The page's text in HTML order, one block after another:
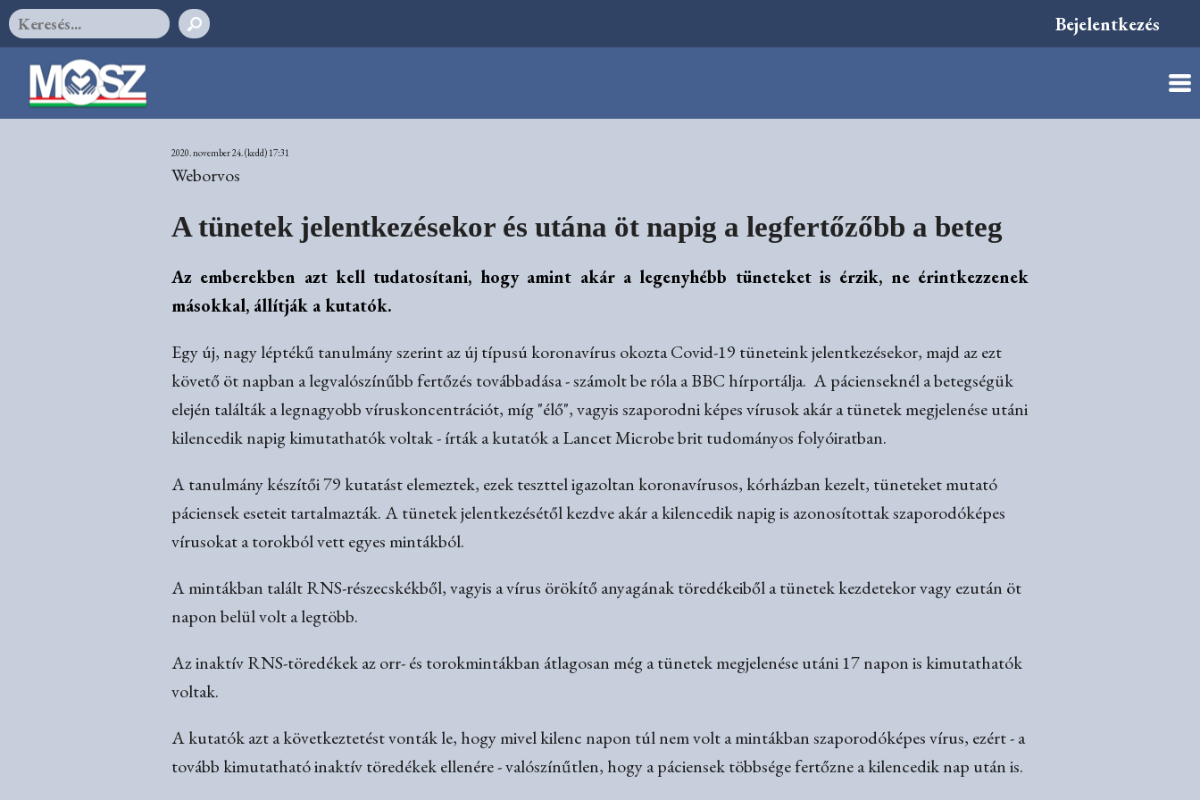
Bejelentkezés
2020. november 24. (kedd) 17:31
Weborvos
A tünetek jelentkezésekor és utána öt napig a legfertőzőbb a beteg
Az emberekben azt kell tudatosítani, hogy amint akár a legenyhébb tüneteket is érzik, ne érintkezzenek
másokkal, állítják a kutatók.
Egy új, nagy léptékű tanulmány szerint az új típusú koronavírus okozta Covid-19 tüneteink jelentkezésekor, majd az ezt
követő öt napban a legvalószínűbb fertőzés továbbadása - számolt be róla a BBC hírportálja. A pácienseknél a betegségük
elején találták a legnagyobb víruskoncentrációt, míg "élő", vagyis szaporodni képes vírusok akár a tünetek megjelenése utáni
kilencedik napig kimutathatók voltak - írták a kutatók a Lancet Microbe brit tudományos folyóiratban.
A tanulmány készítői 79 kutatást elemeztek, ezek teszttel igazoltan koronavírusos, kórházban kezelt, tüneteket mutató
páciensek eseteit tartalmazták. A tünetek jelentkezésétől kezdve akár a kilencedik napig is azonosítottak szaporodóképes
vírusokat a torokból vett egyes mintákból.
A mintákban talált RNS-részecskékből, vagyis a vírus örökítő anyagának töredékeiből a tünetek kezdetekor vagy ezután öt
napon belül volt a legtöbb.
Az inaktív RNS-töredékek az orr- és torokmintákban átlagosan még a tünetek megjelenése utáni 17 napon is kimutathatók
voltak.
A kutatók azt a következtetést vonták le, hogy mivel kilenc napon túl nem volt a mintákban szaporodóképes vírus, ezért - a
tovább kimutatható inaktív töredékek ellenére - valószínűtlen, hogy a páciensek többsége fertőzne a kilencedik nap után is.